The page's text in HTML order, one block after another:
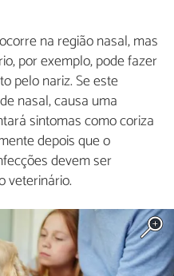
na região nasal, mas
por exemplo, pode fazer
pelo nariz. Se este
nasal, causa uma
sintomas como coriza
depois que o
devem ser
veterinário.